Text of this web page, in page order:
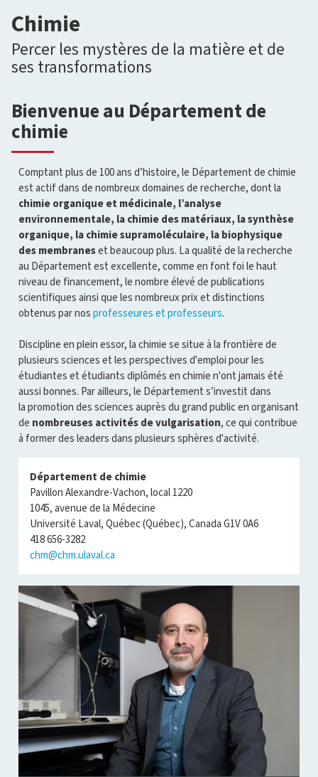
Chimie
Percer les mystères de la matière et de
ses transformations
Bienvenue au Département de
chimie
Comptant plus de 100 ans d’histoire, le Département de chimie
est actif dans de nombreux domaines de recherche, dont la
chimie organique et médicinale, l’analyse
environnementale, la chimie des matériaux, la synthèse
organique, la chimie supramoléculaire, la biophysique
des membraneset beaucoup plus. La qualité de la recherche
au Département est excellente, comme en font foi le haut
niveau de financement, le nombre élevé de publications
scientifiques ainsi que les nombreux prix et distinctions
obtenus par nos professeures et professeurs.
Discipline en plein essor, la chimie se situe à la frontière de
plusieurs sciences et les perspectives d'emploi pour les
étudiantes et étudiants diplômés en chimie n'ont jamais été
aussi bonnes. Par ailleurs, le Département s’investit dans
la promotion des sciences auprès du grand public en organisant
de nombreuses activités de vulgarisation, ce qui contribue
à former des leaders dans plusieurs sphères d'activité.
Département de chimie
Pavillon Alexandre-Vachon, local 1220
1045, avenue de la Médecine
Université Laval, Québec (Québec), Canada G1V 0A6
418 656-3282
chm@chm.ulaval.ca